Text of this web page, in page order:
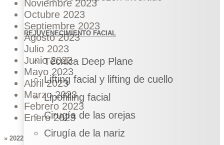
REJUVENECIMIENTO FACIAL
Técnica Deep Plane
Lifting facial y lifting de cuello
Lipofilling facial
Cirugía de las orejas
Cirugía de la nariz
Noviembre 2023
Octubre 2023
Septiembre 2023
Agosto 2023
Julio 2023
Junio 2023
Mayo 2023
Abril 2023
Marzo 2023
Febrero 2023
Enero 2023
» 2022